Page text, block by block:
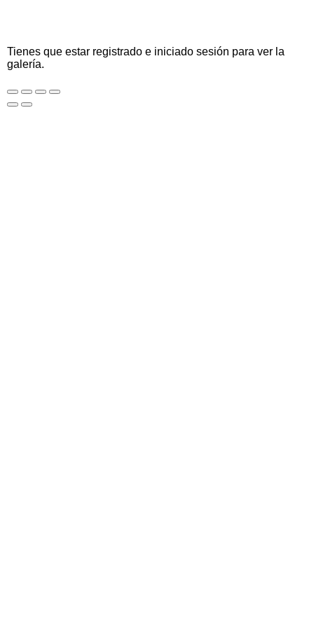
Tienes que estar registrado e iniciado sesión para ver la
galería.